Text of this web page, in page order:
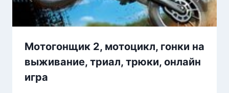
Мотогонщик 2, мотоцикл, гонки на
выживание, триал, трюки, онлайн
игра